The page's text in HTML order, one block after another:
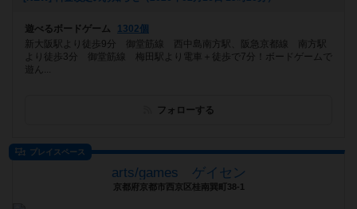
遊べるボードゲーム
1302個
新大阪駅より徒歩9分 御堂筋線 西中島南方駅、阪急京都線 南方駅
より徒歩3分 御堂筋線 梅田駅より電車＋徒歩で7分！ボードゲームで
遊ん...
フォローする
プレイスペース
arts/games ゲイセン
京都府京都市西京区桂南巽町38-1